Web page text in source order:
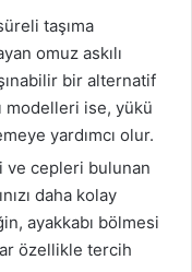
taşıma
omuz askılı
bir alternatif
modelleri ise, yükü
yardımcı olur.
ve cepleri bulunan
daha kolay
ayakkabı bölmesi
özellikle tercih